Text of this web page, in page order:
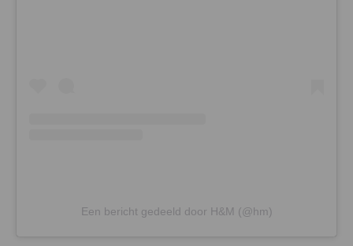
Een bericht gedeeld door H&M (@hm)